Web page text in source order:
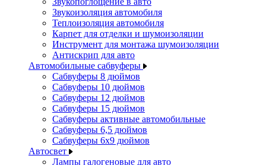
Звукоизоляция автомобиля
Теплоизоляция автомобиля
Карпет для отделки и шумоизоляции
Инструмент для монтажа шумоизоляции
Антискрип для авто
Автомобильные сабвуферы
Сабвуферы 8 дюймов
Сабвуферы 10 дюймов
Сабвуферы 12 дюймов
Сабвуферы 15 дюймов
Сабвуферы активные автомобильные
Сабвуферы 6,5 дюймов
Сабвуферы 6x9 дюймов
Автосвет
Лампы галогеновые для авто